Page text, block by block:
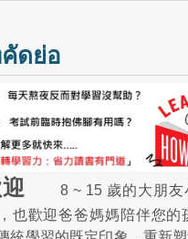
ดย่อ
8 ~ 15 歲的大朋友
也歡迎爸爸媽媽陪伴您的